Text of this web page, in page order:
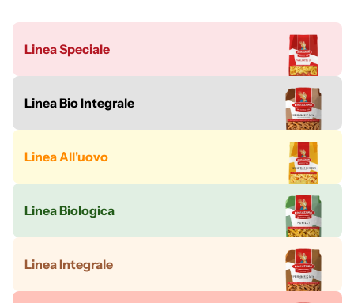
Linea Speciale
Linea Bio Integrale
Linea All'uovo
Linea Biologica
Linea Integrale